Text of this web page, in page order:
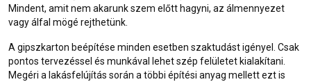
Mindent, amit nem akarunk szem előtt hagyni, az álmennyezet
vagy álfal mögé rejthetünk.
A gipszkarton beépítése minden esetben szaktudást igényel. Csak
pontos tervezéssel és munkával lehet szép felületet kialakítani.
Megéri a lakásfelújítás során a többi építési anyag mellett ezt is